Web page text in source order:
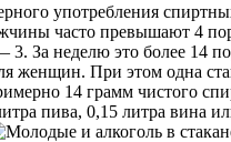
употребления
часто превышают 4
За неделю это более 14
женщин. При этом одна
14 грамм чистого
пива, 0,15 литра вина